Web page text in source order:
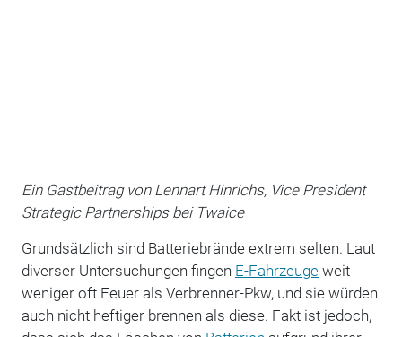
Ein Gastbeitrag von Lennart Hinrichs, Vice President
Strategic Partnerships bei Twaice
Grundsätzlich sind Batteriebrände extrem selten. Laut
diverser Untersuchungen fingen E-Fahrzeugeweit
weniger oft Feuer als Verbrenner-Pkw, und sie würden
auch nicht heftiger brennen als diese. Fakt ist jedoch,